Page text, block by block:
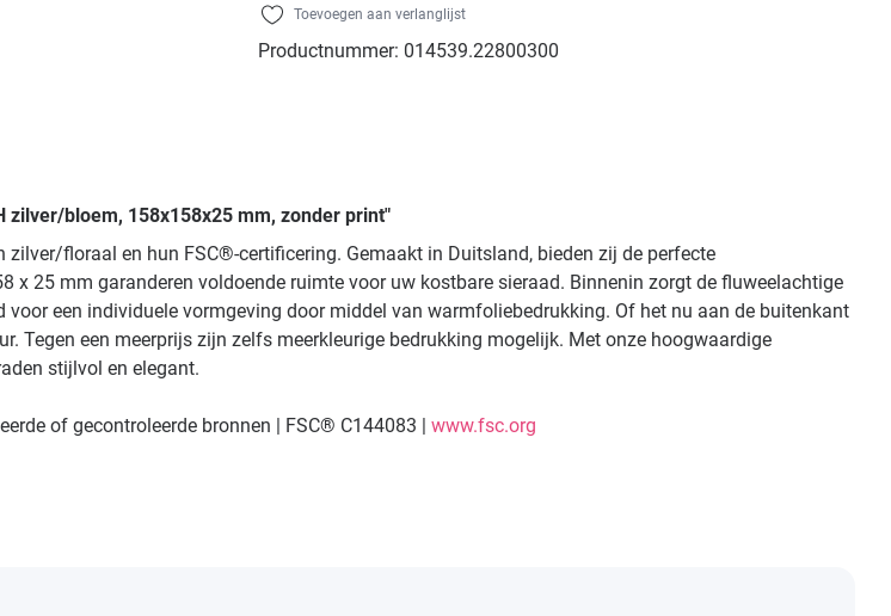
Toevoegen aan verlanglijst
Productnummer: 014539.22800300
zilver/bloem, 158x158x25 mm, zonder print"
floraal en hun FSC®-certificering. Gemaakt in Duitsland, bieden zij de perfecte
25 mm garanderen voldoende ruimte voor uw kostbare sieraad. Binnenin zorgt de fluweelachtige
een individuele vormgeving door middel van warmfoliebedrukking. Of het nu aan de buitenkant
Tegen een meerprijs zijn zelfs meerkleurige bedrukking mogelijk. Met onze hoogwaardige
stijlvol en elegant.
of gecontroleerde bronnen | FSC® C144083 | www.fsc.org